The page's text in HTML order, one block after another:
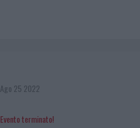
Ago 25 2022
Evento terminato!